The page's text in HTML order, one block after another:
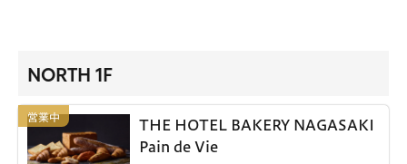
NORTH 1F
THE HOTEL BAKERY NAGASAKI
Pain de Vie